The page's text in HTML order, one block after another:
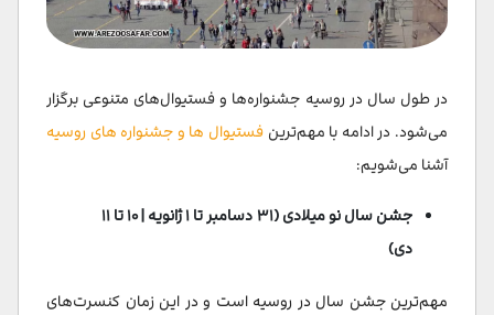
در طول سال در روسیه جشنواره‌ها و فستیوال‌های متنوعی برگزار
می‌شود. در ادامه با مهم‌ترین فستیوال ها و جشنواره های روسیه
آشنا می‌شویم:
جشن سال نو میلادی (۳۱ دسامبر تا ۱ ژانویه | ۱۰ تا ۱۱
دی)
مهم‌ترین جشن سال در روسیه است و در این زمان کنسرت‌های